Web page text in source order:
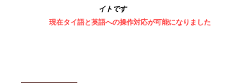
イトです
現在タイ語と英語への操作対応が可能になりました